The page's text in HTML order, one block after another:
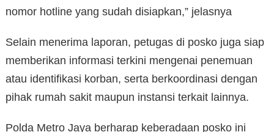
nomor hotline yang sudah disiapkan,” jelasnya
Selain menerima laporan, petugas di posko juga siap
memberikan informasi terkini mengenai penemuan
atau identifikasi korban, serta berkoordinasi dengan
pihak rumah sakit maupun instansi terkait lainnya.
Polda Metro Jaya berharap keberadaan posko ini